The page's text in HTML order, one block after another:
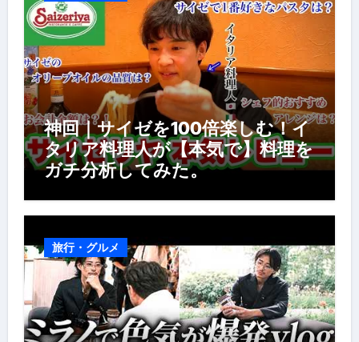
神回｜サイゼを100倍楽しむ！イ
タリア料理人が【本気で】料理を
ガチ分析してみた。
旅行・グルメ